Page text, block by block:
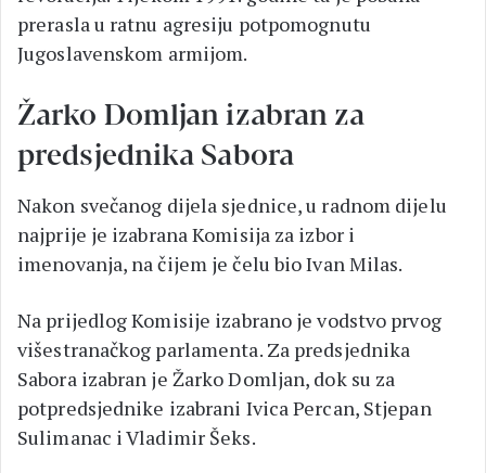
prerasla u ratnu agresiju potpomognutu
Jugoslavenskom armijom.
Žarko Domljan izabran za
predsjednika Sabora
Nakon svečanog dijela sjednice, u radnom dijelu
najprije je izabrana Komisija za izbor i
imenovanja, na čijem je čelu bio Ivan Milas.
Na prijedlog Komisije izabrano je vodstvo prvog
višestranačkog parlamenta. Za predsjednika
Sabora izabran je Žarko Domljan, dok su za
potpredsjednike izabrani Ivica Percan, Stjepan
Sulimanac i Vladimir Šeks.